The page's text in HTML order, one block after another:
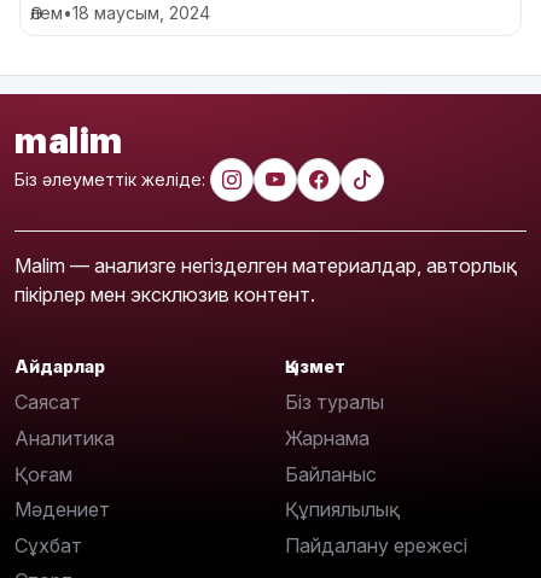
Әлем•18 маусым, 2024
malim
Біз әлеуметтік желіде:
Malim — анализге негізделген материалдар, авторлық
пікірлер мен эксклюзив контент.
Айдарлар
Саясат
Аналитика
Қоғам
Мәдениет
Сұхбат
Қызмет
Біз туралы
Жарнама
Байланыс
Құпиялылық
Пайдалану ережесі